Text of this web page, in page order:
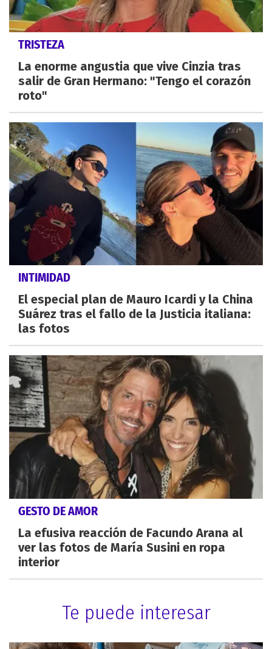
TRISTEZA
La enorme angustia que vive Cinzia tras
salir de Gran Hermano: "Tengo el corazón
roto"
INTIMIDAD
El especial plan de Mauro Icardi y la China
Suárez tras el fallo de la Justicia italiana:
las fotos
GESTO DE AMOR
La efusiva reacción de Facundo Arana al
ver las fotos de María Susini en ropa
interior
Te puede interesar